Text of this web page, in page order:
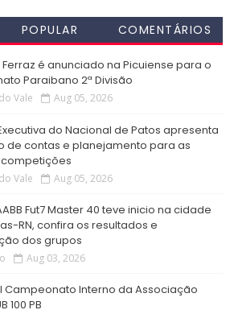
POPULAR COMENTÁRIOS
é anunciado na Picuiense para o
Paraibano 2ª Divisão
Vale Aug 05, 2026
do Nacional de Patos apresenta
de contas e planejamento para as
Vale Aug 05, 2026
Fut7 Master 40 teve inicio na cidade
RN, confira os resultados e
dos grupos
Aug 03, 2026
Campeonato Interno da Associação
100 PB